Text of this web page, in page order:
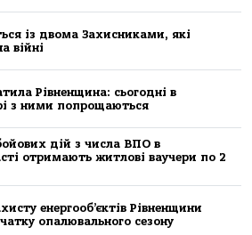
із двома Захисниками, які
війні
Рівненщина: сьогодні в
з ними попрощаються
дій з числа ВПО в
отримають житлові ваучери по 2
енергооб’єктів Рівненщини
опалювального сезону